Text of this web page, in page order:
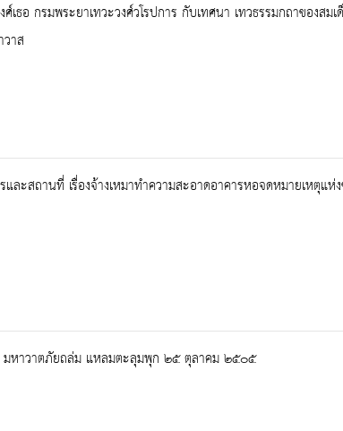
เธอ กรมพระยาเทวะวงศ์วโรปการ กับเทศนา เทวธรรมกถาของ
าส
ะสถานที่ เรื่องจ้างเหมาทำความสะอาดอาคารหอจดหมายเหตุแห่
หาวาตภัยถล่ม แหลมตะลุมพุก ๒๕ ตุลาคม ๒๕๐๕